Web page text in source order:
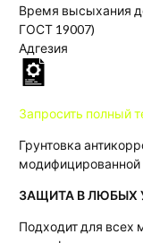
Время высыхания
ГОСТ 19007)
Адгезия
Запросить полный
Грунтовка
модифицированной
ЗАЩИТА В ЛЮБЫХ
Подходит для всех